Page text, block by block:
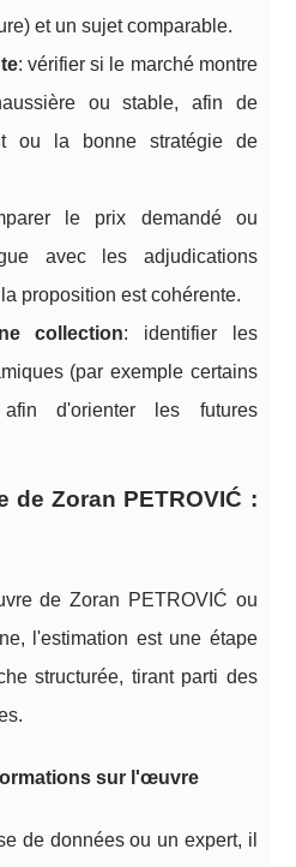
et un sujet comparable.
: vérifier si le marché montre
ou stable, afin de
ou la bonne stratégie de
le prix demandé ou
avec les adjudications
proposition est cohérente.
collection: identifier les
(par exemple certains
d'orienter les futures
Zoran PETROVIĆ :
de Zoran PETROVIĆ ou
l'estimation est une étape
structurée, tirant parti des
sur l'œuvre
de données ou un expert, il